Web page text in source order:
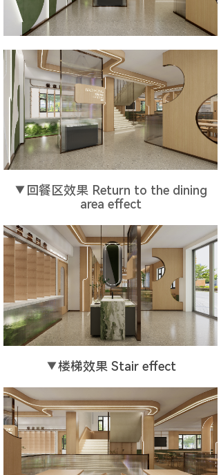
▼ 回餐区效果 Return to the dining
area effect
▼楼梯效果 Stair effect